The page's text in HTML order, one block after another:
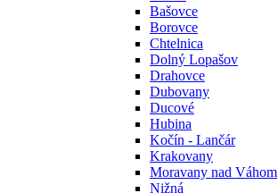
Bašovce
Borovce
Chtelnica
Dolný Lopašov
Drahovce
Dubovany
Ducové
Hubina
Kočín - Lančár
Krakovany
Moravany nad Váhom
Nižná